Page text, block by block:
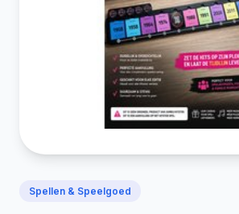
Spellen & Speelgoed